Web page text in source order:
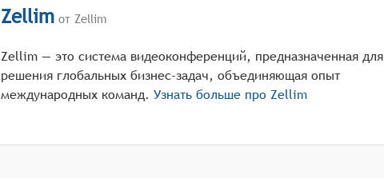
Zellim от Zellim
Zellim — это система видеоконференций, предназначенная для
решения глобальных бизнес-задач, объединяющая опыт
международных команд. Узнать больше про Zellim